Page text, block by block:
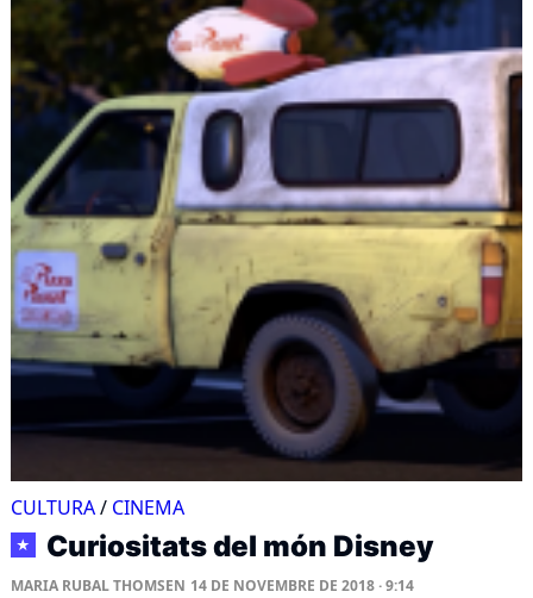
CULTURA/ CINEMA
★ Curiositats del món Disney
MARIA RUBAL THOMSEN 14 DE NOVEMBRE DE 2018 · 9:14